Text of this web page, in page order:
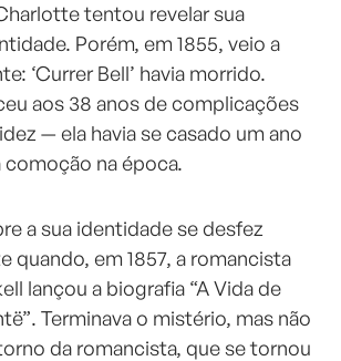
tentou revelar sua
Porém, em 1855, veio a
‘Currer Bell’ havia morrido.
aos 38 anos de complicações
— ela havia se casado um ano
comoção na época.
a sua identidade se desfez
quando, em 1857, a romancista
lançou a biografia “A Vida de
Terminava o mistério, mas não
da romancista, que se tornou